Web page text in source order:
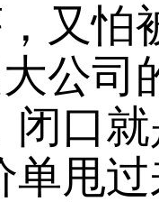
又怕
公司
闭口
单甩